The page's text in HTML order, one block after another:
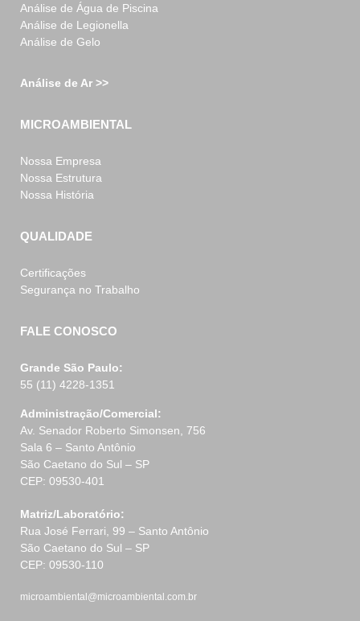
Análise de Água de Piscina
Análise de Legionella
Análise de Gelo
Análise de Ar >>
MICROAMBIENTAL
Nossa Empresa
Nossa Estrutura
Nossa História
QUALIDADE
Certificações
Segurança no Trabalho
FALE CONOSCO
Grande São Paulo:
55 (11) 4228-1351
Administração/Comercial:
Av. Senador Roberto Simonsen, 756
Sala 6 – Santo Antônio
São Caetano do Sul – SP
CEP: 09530-401
Matriz/Laboratório:
Rua José Ferrari, 99 – Santo Antônio
São Caetano do Sul – SP
CEP: 09530-110
microambiental@microambiental.com.br